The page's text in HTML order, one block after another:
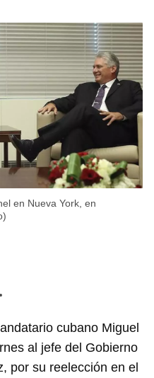
en Nueva York, en
cubano Miguel
al jefe del Gobierno
por su reelección en el